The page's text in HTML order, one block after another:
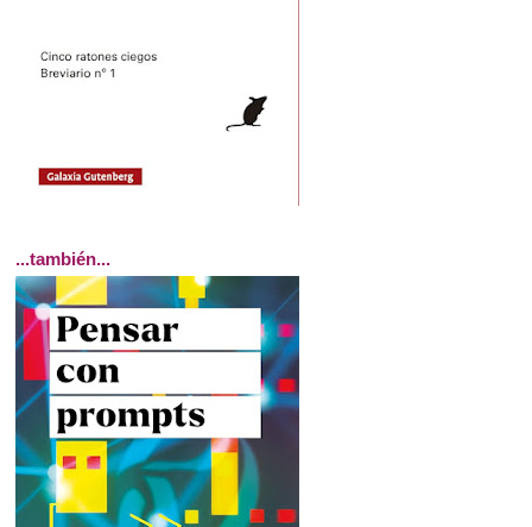
...también...